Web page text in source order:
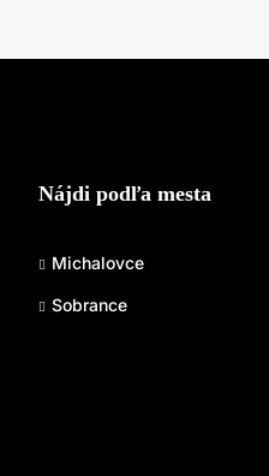
Nájdi podľa mesta
Michalovce
Sobrance